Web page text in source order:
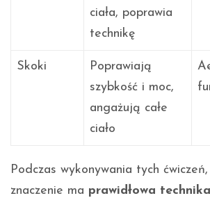
ciała, poprawia
technikę
Skoki
Poprawiają
szybkość i moc,
angażują całe
ciało
Podczas wykonywania tych
znaczenie ma prawidłowa technika